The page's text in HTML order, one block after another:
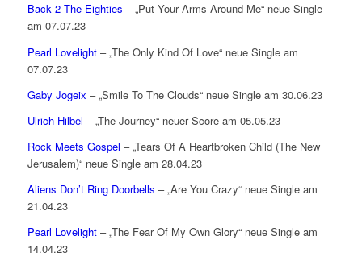
Back 2 The Eighties – „Put Your Arms Around Me“ neue Single
am 07.07.23
Pearl Lovelight– „The Only Kind Of Love“ neue Single am
07.07.23
Gaby Jogeix – „Smile To The Clouds“ neue Single am 30.06.23
Ulrich Hilbel – „The Journey“ neuer Score am 05.05.23
Rock Meets Gospel – „Tears Of A Heartbroken Child (The New
Jerusalem)“ neue Single am 28.04.23
Aliens Don’t Ring Doorbells – „Are You Crazy“ neue Single am
21.04.23
Pearl Lovelight– „The Fear Of My Own Glory“ neue Single am
14.04.23